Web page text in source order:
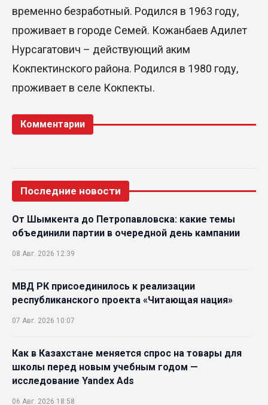
временно безработный. Родился в 1963 году,
проживает в городе Семей. Кожанбаев Адилет
Нурсагатович – действующий аким
Кокпектинского района. Родился в 1980 году,
проживает в селе Кокпекты.
Комментарии
Последние новости
От Шымкента до Петропавловска: какие темы
объединили партии в очередной день кампании
08 Авг. 2026 12:39
МВД РК присоединилось к реализации
республиканского проекта «Читающая нация»
07 Авг. 2026 10:07
Как в Казахстане меняется спрос на товары для
школы перед новым учебным годом —
исследование Yandex Ads
06 Авг. 2026 18:58